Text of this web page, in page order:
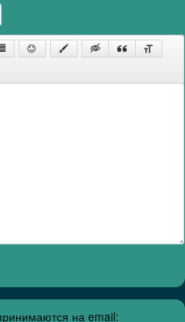
на email: